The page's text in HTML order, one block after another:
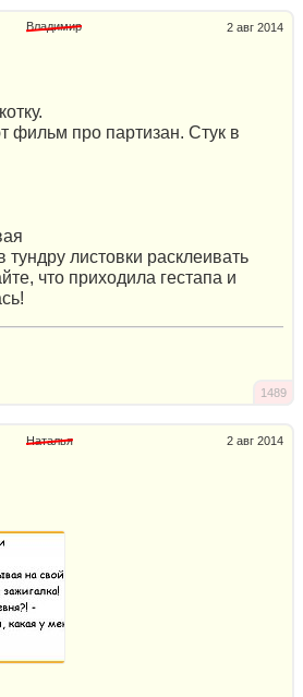
2 авг 2014
Владимир
фильм про партизан. Стук в
листовки расклеивать
что приходила гестапа и
1489
2 авг 2014
Наталья